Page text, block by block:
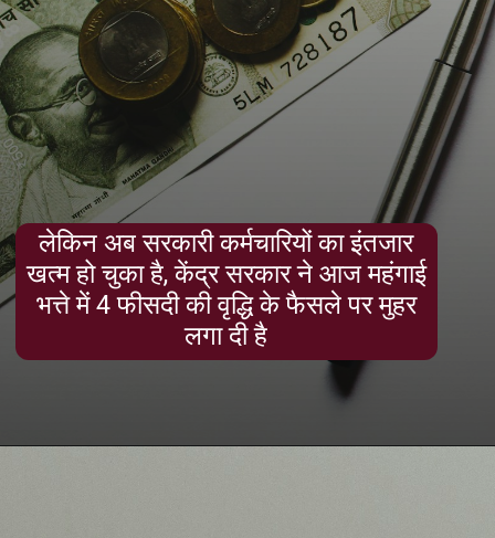
लेकिन अब सरकारी कर्मचारियों का इंतजार
खत्म हो चुका है, केंद्र सरकार ने आज महंगाई
भत्ते में 4 फीसदी की वृद्धि के फैसले पर मुहर
लगा दी है